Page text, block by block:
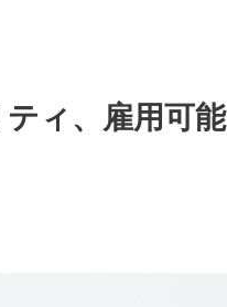
ィ、雇用可能